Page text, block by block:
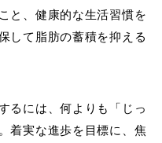
と、健康的な生活習慣を
して脂肪の蓄積を抑える
るには、何よりも「じっ
着実な進歩を目標に、焦